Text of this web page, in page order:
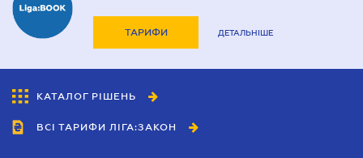
ТАРИФИ ДЕТАЛЬНІШЕ
КАТАЛОГ РІШЕНЬ
ВСІ ТАРИФИ ЛІГА:ЗАКОН